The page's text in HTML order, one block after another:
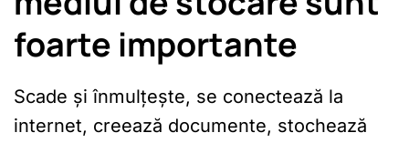
foarte importante
Scade și înmulțește, se conectează la
internet, creează documente, stochează